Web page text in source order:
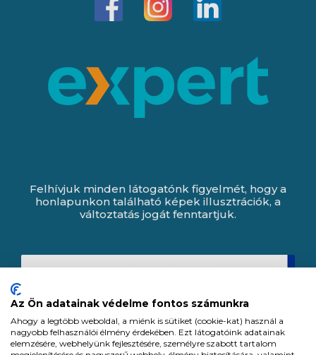
Felhívjuk minden látogatónk figyelmét, hogy a
honlapunkon található képek illusztrációk, a
változtatás jogát fenntartjuk.
Az Ön adatainak védelme fontos számunkra
Ahogy a legtöbb weboldal, a miénk is sütiket (cookie-kat) használ a
nagyobb felhasználói élmény érdekében. Ezt látogatóink adatainak
elemzésére, webhelyünk fejlesztésére, személyre szabott tartalom